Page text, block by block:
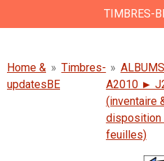
direct
de
hoofdinhoud
TIMBRES-
Home &
updates
» Timbres-
BE
»
A2010 ►
(inventaire
disposition
feuilles)